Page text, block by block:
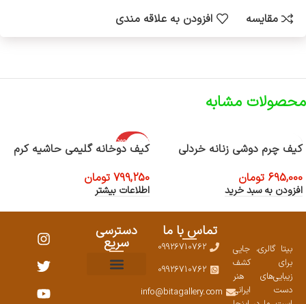
مقایسه افزودن به علاقه مندی
محصولات مشابه
کیف چرم دوشی زنانه خردلی
695,000 تومان
افزودن به سبد خرید
اتمام موجود
ی
کیف دوخانه گلیمی حاشیه کرم
799,250 تومان
اطلاعات بیشتر
بیتا گالری، جایی
برای کشف
زیبایی‌های هنر
دست ایرانی
تماس با ما
09926710762
09926710762
info@bitagallery.com
دسترسی
سریع